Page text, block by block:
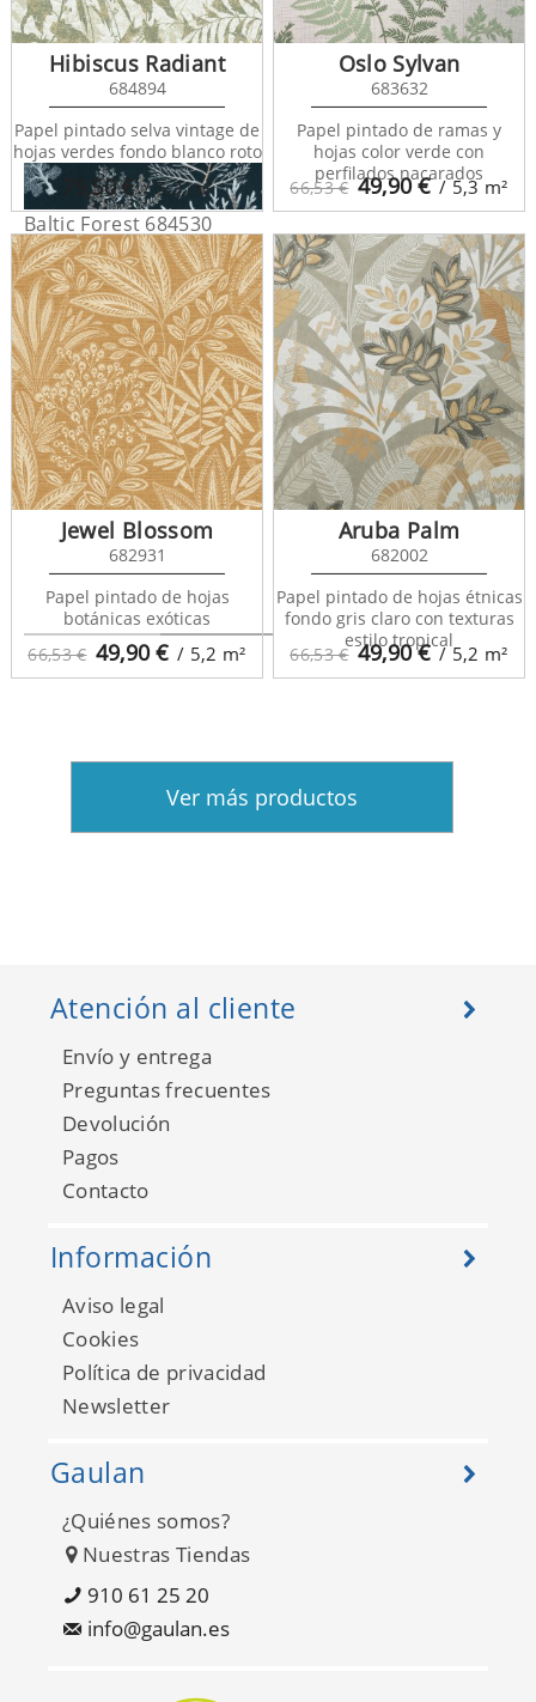
Baltic Forest 684530
Baltic Forest 684533
79,50€ / 5,3m²
Hibiscus Radiant
684894
Papel pintado selva vintage de
hojas verdes fondo blanco roto
66,53 € 49,90€ / 5,3m²
Oslo Sylvan
683632
Papel pintado de ramas y
hojas color verde con
perfilados nacarados
66,53 € 49,90€ / 5,2 m²
Jewel Blossom
682931
Papel pintado de hojas
botánicas exóticas
66,53 € 49,90€ / 5,2 m²
Aruba Palm
682002
Papel pintado de hojas étnicas
fondo gris claro con texturas
estilo tropical
Ver más productos
Atención al cliente
Envío y entrega
Preguntas frecuentes
Devolución
Pagos
Contacto
Información
Aviso legal
Cookies
Política de privacidad
Newsletter
Gaulan
¿Quiénes somos?
Nuestras Tiendas
910 61 25 20
info@gaulan.es